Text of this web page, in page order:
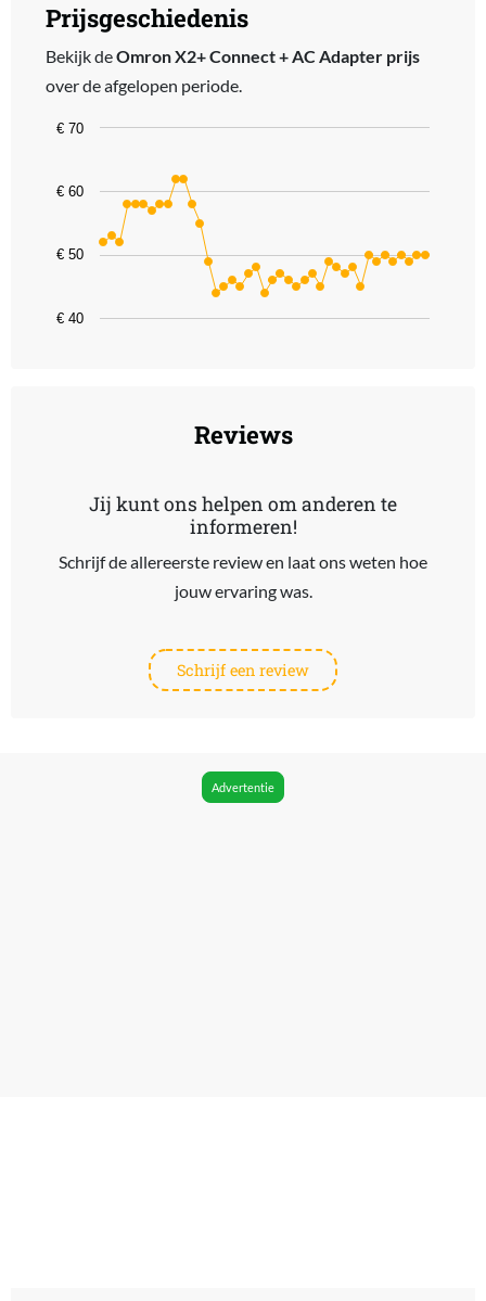
Prijsgeschiedenis
Bekijk deOmron X2+ Connect + AC Adapter prijs
over de afgelopen periode.
Chart
The chart has 1 X axis displaying categories.
The chart has 1 Y axis displaying values. Data ranges from 43.99
€ 40
€ 50
€ 60
€ 70
Reviews
Jij kunt ons helpen om anderen te
informeren!
Schrijf de allereerste review en laat ons weten hoe
jouw ervaring was.
Schrijf een review
Advertentie